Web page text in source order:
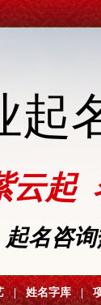
起
云起
起名咨
| 姓名字库 |